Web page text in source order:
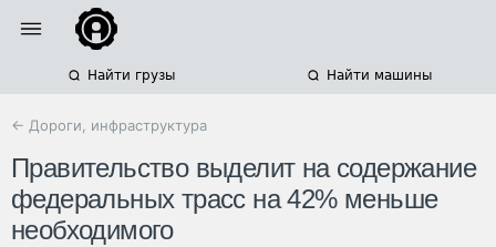
Найти грузы Найти машины
← Дороги, инфраструктура
Правительство выделит на содержание
федеральных трасс на 42% меньше
необходимого